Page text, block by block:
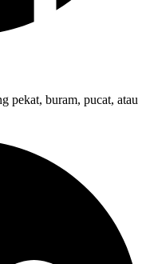
pekat, buram, pucat, atau